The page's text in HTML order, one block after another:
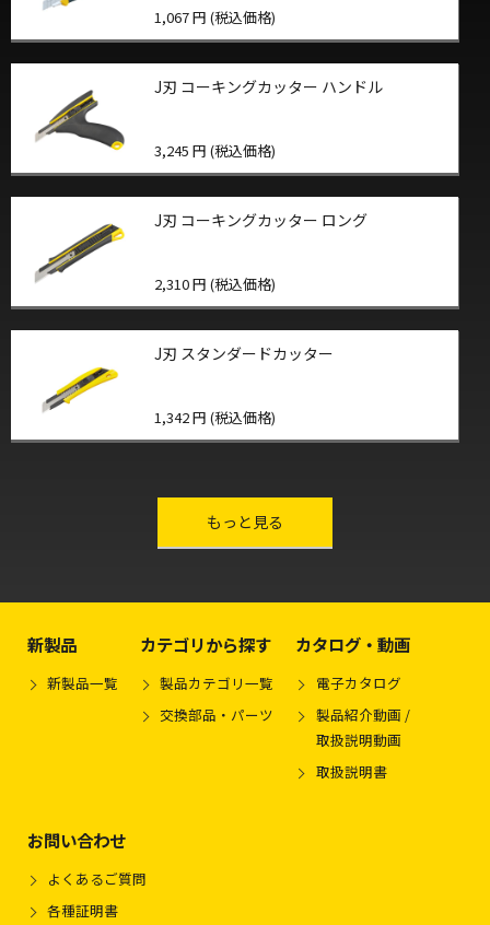
1,067 円 (税込価格)
J刃 コーキングカッター ハンドル
3,245 円 (税込価格)
J刃 コーキングカッター ロング
2,310 円 (税込価格)
J刃 スタンダードカッター
1,342 円 (税込価格)
もっと見る
新製品
新製品一覧
カテゴリから探す
製品カテゴリ一覧
交換部品・パーツ
カタログ・動画
電子カタログ
製品紹介動画 /
取扱説明動画
取扱説明書
お問い合わせ
よくあるご質問
各種証明書